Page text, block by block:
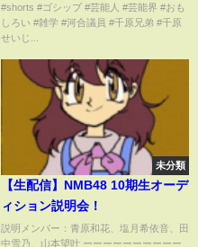
合議員 #千原兄弟 #千原せいじ #
河合ゆうすけ #炎上 #謝罪動画
#shorts #ゴシップ #芸能人 #芸能界 #おも
しろい #雑学 #河合議員 #千原兄弟 #千原
せいじ...
未分類
【生配信】NMB48 10期生オーデ
ィション説明会！
説明メンバー：青原和花、塩月希依音、田
中雪乃、山本望叶 ーーーーーーーーーー